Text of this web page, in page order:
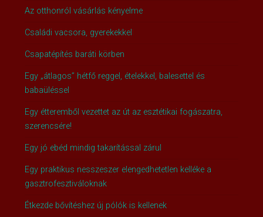
Az otthonról vásárlás kényelme
Családi vacsora, gyerekekkel
Csapatépítés baráti körben
Egy „átlagos” hétfő reggel, ételekkel, balesettel és
babaüléssel
Egy étteremből vezettet az út az esztétikai fogászatra,
szerencsére!
Egy jó ebéd mindig takarítással zárul
Egy praktikus nesszeszer elengedhetetlen kelléke a
gasztrofesztiváloknak
Étkezde bővítéshez új pólók is kellenek